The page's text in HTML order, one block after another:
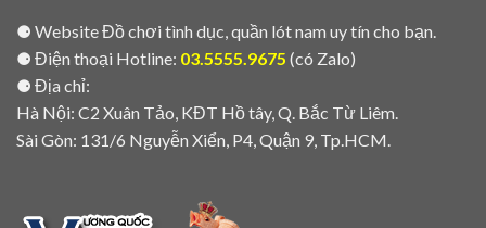
⚈ Website Đồ chơi tình dục, quần lót nam uy tín cho bạn.
⚈ Điện thoại Hotline: 03.5555.9675 (có Zalo)
⚈ Địa chỉ:
Hà Nội: C2 Xuân Tảo, KĐT Hồ tây, Q. Bắc Từ Liêm.
Sài Gòn: 131/6 Nguyễn Xiển, P4, Quận 9, Tp.HCM.